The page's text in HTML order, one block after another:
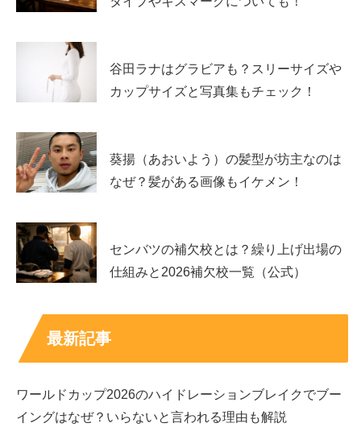
谷田ラナはグラビアも？スリーサイズや
カップサイズと写真集もチェック！
葵揚（あおいよう）の髪型が坊主なのは
なぜ？髪がある画像もイケメン！
センバツの補欠校とは？繰り上げ出場の
仕組みと2026補欠校一覧（公式）
最新記事
ワールドカップ2026のハイドレーションブレイクでブー
イングはなぜ？いらないと言われる理由も解説